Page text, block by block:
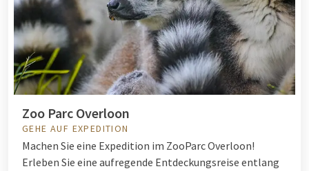
Zoo Parc Overloon
GEHE AUF EXPEDITION
Machen Sie eine Expedition im ZooParc Overloon!
Erleben Sie eine aufregende Entdeckungsreise entlang